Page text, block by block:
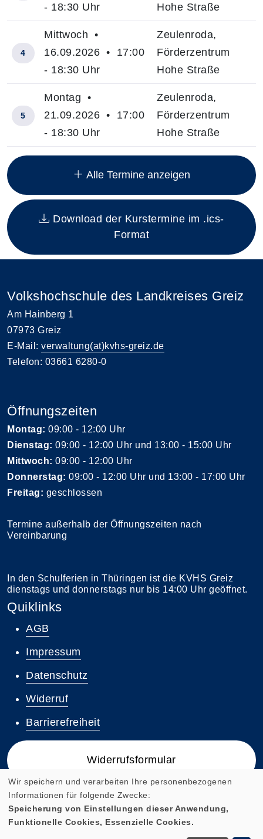
Insgesamt gibt es 12 Termine zum diesen Kurs
- 18:30 Uhr
Hohe Straße
4
Mittwoch •
16.09.2026 • 17:00
- 18:30 Uhr
Zeulenroda,
Förderzentrum
Hohe Straße
5
Montag •
21.09.2026 • 17:00
- 18:30 Uhr
Zeulenroda,
Förderzentrum
Hohe Straße
Alle Termine anzeigen
Download der Kurstermine im .ics-
Format
Volkshochschule des Landkreises Greiz
Am Hainberg 1
07973 Greiz
E-Mail: verwaltung(at)kvhs-greiz.de
Telefon: 03661 6280-0
Öffnungszeiten
Montag: 09:00 - 12:00 Uhr
Dienstag: 09:00 - 12:00 Uhr und 13:00 - 15:00 Uhr
Mittwoch: 09:00 - 12:00 Uhr
Donnerstag: 09:00 - 12:00 Uhr und 13:00 - 17:00 Uhr
Freitag: geschlossen
Termine außerhalb der Öffnungszeiten nach
Vereinbarung
In den Schulferien in Thüringen ist die KVHS Greiz
dienstags und donnerstags nur bis 14:00 Uhr geöffnet.
Quiklinks
AGB
Impressum
Datenschutz
Widerruf
Barrierefreiheit
Widerrufsformular
Cookie Einstellungen
Wir speichern und verarbeiten Ihre personenbezogenen
Informationen für folgende Zwecke:
Speicherung von Einstellungen dieser Anwendung,
Funktionelle Cookies, Essenzielle Cookies.